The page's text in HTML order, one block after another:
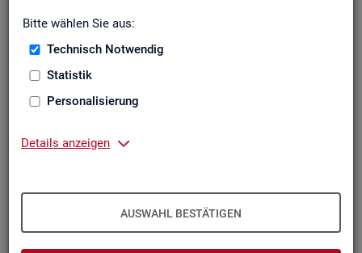
Bitte wählen Sie aus:
Technisch Notwendig
Statistik
Personalisierung
Details anzeigen
AUSWAHL BESTÄTIGEN
I J K
Q
BA-X